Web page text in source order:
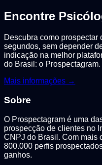
Encontre
Descubra como prospectar
segundos, sem depender
indicação na melhor
do Brasil: o Prospectagram.
Mais informações →
Sobre
O Prospectagram é uma
prospecção de clientes no
CNPJ do Brasil. Com mais
800.000 perfis
ganhos.